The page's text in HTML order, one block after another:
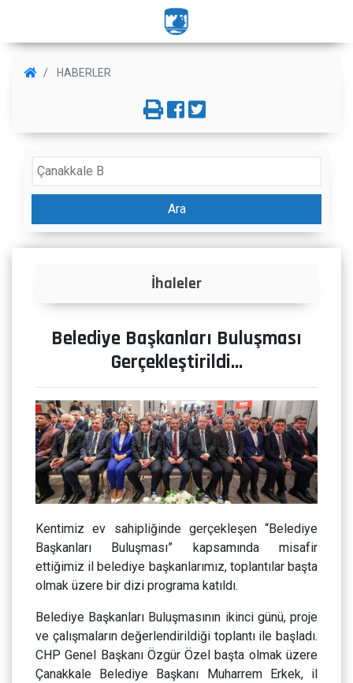
HABERLER
Ara
İmar Durumu
Belediye Başkanları Buluşması
Gerçekleştirildi...
Kentimiz ev sahipliğinde gerçekleşen “Belediye
Başkanları Buluşması” kapsamında misafir
ettiğimiz il belediye başkanlarımız, toplantılar başta
olmak üzere bir dizi programa katıldı.
Belediye Başkanları Buluşmasının ikinci günü, proje
ve çalışmaların değerlendirildiği toplantı ile başladı.
CHP Genel Başkanı Özgür Özel başta olmak üzere
Çanakkale Belediye Başkanı Muharrem Erkek, il